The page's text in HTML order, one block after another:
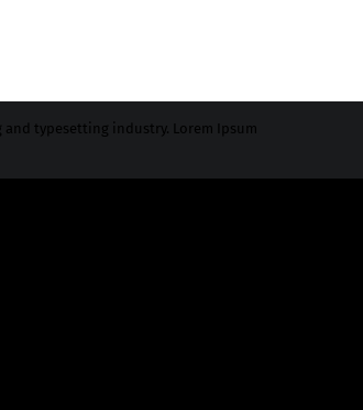
typesetting industry. Lorem Ipsum